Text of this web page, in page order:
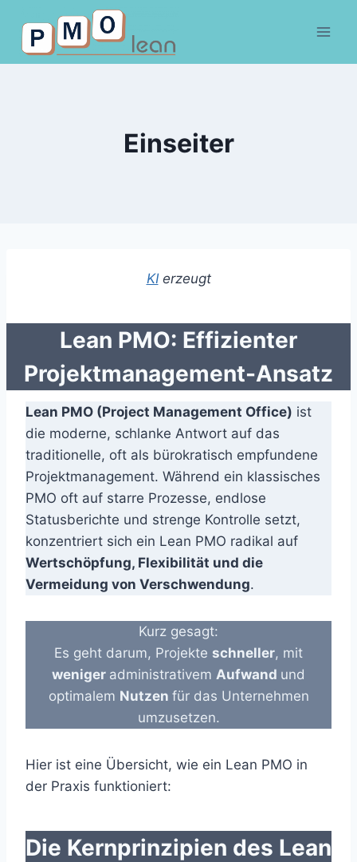
content
Einseiter
KIerzeugt
Lean PMO: Effizienter
Projektmanagement-Ansatz
Lean PMO (Project Management Office) ist
die moderne, schlanke Antwort auf das
traditionelle, oft als bürokratisch empfundene
Projektmanagement. Während ein klassisches
PMO oft auf starre Prozesse, endlose
Statusberichte und strenge Kontrolle setzt,
konzentriert sich ein Lean PMO radikal auf
Wertschöpfung, Flexibilität und die
Vermeidung von Verschwendung.
Kurz gesagt:
Es geht darum, Projekte schneller, mit
weniger administrativem Aufwand und
optimalem Nutzen für das Unternehmen
umzusetzen.
Hier ist eine Übersicht, wie ein Lean PMO in
der Praxis funktioniert:
Die Kernprinzipien des Lean